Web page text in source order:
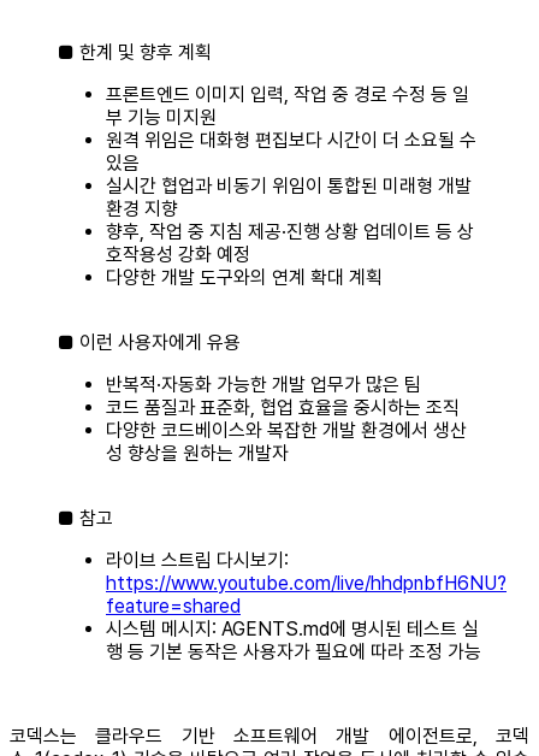
■ 한계 및 향후 계획
프론트엔드 이미지 입력, 작업 중 경로 수정 등 일
부 기능 미지원
원격 위임은 대화형 편집보다 시간이 더 소요될 수
있음
실시간 협업과 비동기 위임이 통합된 미래형 개발
환경 지향
향후, 작업 중 지침 제공·진행 상황 업데이트 등 상
호작용성 강화 예정
다양한 개발 도구와의 연계 확대 계획
■ 이런 사용자에게 유용
반복적·자동화 가능한 개발 업무가 많은 팀
코드 품질과 표준화, 협업 효율을 중시하는 조직
다양한 코드베이스와 복잡한 개발 환경에서 생산
성 향상을 원하는 개발자
■ 참고
라이브 스트림 다시보기:
https://www.youtube.com/live/hhdpnbfH6NU?
feature=shared
시스템 메시지: AGENTS.md에 명시된 테스트 실
행 등 기본 동작은 사용자가 필요에 따라 조정 가능
코덱스는 클라우드 기반 소프트웨어 개발 에이전트로, 코덱